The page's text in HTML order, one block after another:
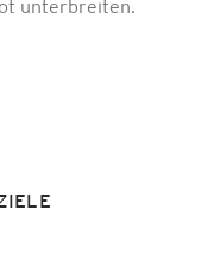
unterbreiten.